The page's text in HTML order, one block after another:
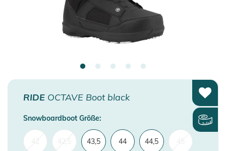
RIDE OCTAVE Boot black
Snowboardboot Größe:
43,5 44 44,5